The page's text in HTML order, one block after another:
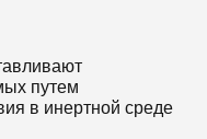
путем
в инертной среде